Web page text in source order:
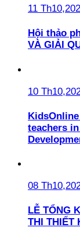
11
Hội thảo
VÀ GIẢI
10
teachers
08
LỄ TỔNG
THI THIẾT